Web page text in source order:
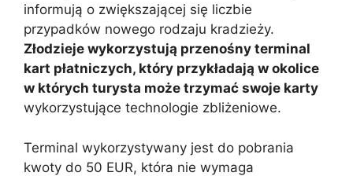
informują o zwiększającej się liczbie
przypadków nowego rodzaju kradzieży.
Złodzieje wykorzystują przenośny terminal
kart płatniczych, który przykładają w okolice
w których turysta może trzymać swoje karty
wykorzystujące technologie zbliżeniowe.
Terminal wykorzystywany jest do pobrania
kwoty do 50 EUR, która nie wymaga